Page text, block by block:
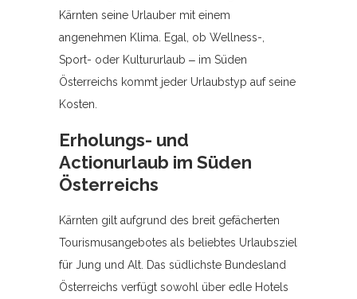
Kärnten seine Urlauber mit einem
angenehmen Klima. Egal, ob Wellness-,
Sport- oder Kultururlaub ‒ im Süden
Österreichs kommt jeder Urlaubstyp auf seine
Kosten.
Erholungs- und
Actionurlaub im Süden
Österreichs
Kärnten gilt aufgrund des breit gefächerten
Tourismusangebotes als beliebtes Urlaubsziel
für Jung und Alt. Das südlichste Bundesland
Österreichs verfügt sowohl über edle Hotels